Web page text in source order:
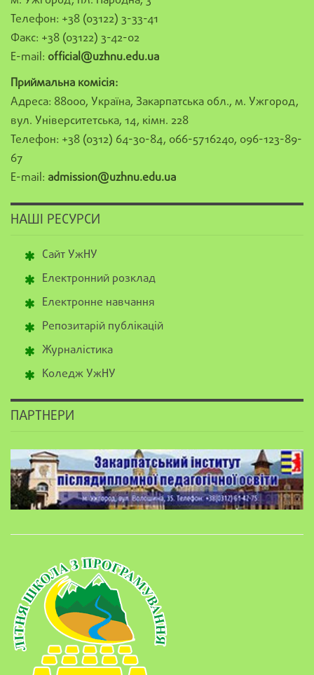
Телефон: +38 (03122) 3-33-41
Факс: +38 (03122) 3-42-02
E-mail: official@uzhnu.edu.ua
Приймальна комісія:
Адреса: 88000, Україна, Закарпатська обл., м. Ужгород,
вул. Університетська, 14, кімн. 228
Телефон: +38 (0312) 64-30-84, 066-5716240, 096-123-89-
67
E-mail: admission@uzhnu.edu.ua
НАШІ РЕСУРСИ
Сайт УжНУ
Електронний розклад
Електронне навчання
Репозитарій публікацій
Журналістика
Коледж УжНУ
ПАРТНЕРИ